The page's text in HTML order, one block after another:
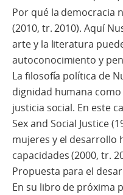
Por qué la democracia
(2010, tr. 2010). Aquí
arte y la literatura
autoconocimiento y
La filosofía política de
dignidad humana
justicia social. En este
Sex and Social Justice
mujeres y el desarrollo
capacidades (2000, tr.
Propuesta para el
En su libro de próxima